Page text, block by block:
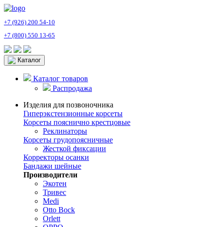
+7 (926) 200 54-10
+7 (800) 550 13-65
Каталог
Каталог товаров
Распродажа
Изделия для позвоночника
Гиперэкстензионные корсеты
Корсеты пояснично крестцовые
Реклинаторы
Корсеты грудопоясничные
Жесткой фиксации
Корректоры осанки
Бандажи шейные
Производители
Экотен
Тривес
Medi
Otto Bock
Orlett